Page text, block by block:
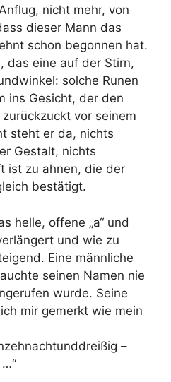
nicht mehr, von
dieser Mann das
schon begonnen hat.
das eine auf der Stirn,
solche Runen
ins Gesicht, der den
vor seinem
steht er da, nichts
Gestalt, nichts
ist zu ahnen, die der
bestätigt.
helle, offene „a“ und
und wie zu
Eine männliche
seinen Namen nie
wurde. Seine
mir gemerkt wie mein
–